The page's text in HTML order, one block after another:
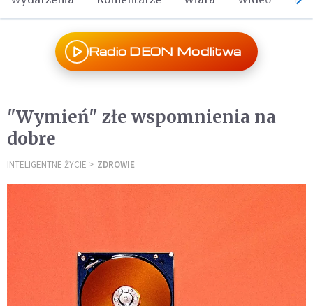
Radio DEON Modlitwa
"Wymień" złe wspomnienia na
dobre
INTELIGENTNE ŻYCIE ZDROWIE